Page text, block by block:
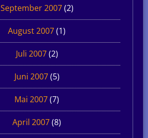
September 2007(2)
August 2007(1)
Juli 2007(2)
Juni 2007(5)
Mai 2007(7)
April 2007(8)